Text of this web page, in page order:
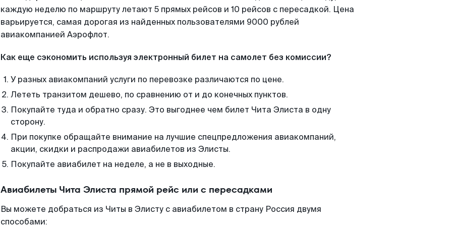
каждую неделю по маршруту летают 5 прямых рейсов и 10 рейсов с пересадкой. Цена
варьируется, самая дорогая из найденных пользователями 9000 рублей
авиакомпанией Аэрофлот.
Как еще сэкономить используя электронный билет на самолет без комиссии?
У разных авиакомпаний услуги по перевозке различаются по цене.
Лететь транзитом дешево, по сравнению от и до конечных пунктов.
Покупайте туда и обратно сразу. Это выгоднее чем билет Чита Элиста в одну
сторону.
При покупке обращайте внимание на лучшие спецпредложения авиакомпаний,
акции, скидки и распродажи авиабилетов из Элисты.
Покупайте авиабилет на неделе, а не в выходные.
Авиабилеты Чита Элиста прямой рейс или с пересадками
Вы можете добраться из Читы в Элисту с авиабилетом в страну Россия двумя
способами: